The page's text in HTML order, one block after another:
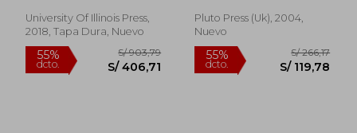
(Studies of World
Migrations) (en
University Of Illinois Press,
2018, Tapa Dura, Nuevo
Pluto Press (uk), 2004,
Nuevo